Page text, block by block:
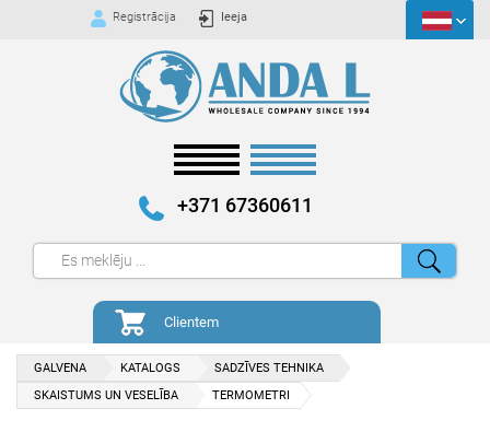
Registrācija Ieeja
+371 67360611
Clientem
GALVENA KATALOGS
SADZĪVES TEHNIKA
SKAISTUMS UN VESELĪBA
TERMOMETRI